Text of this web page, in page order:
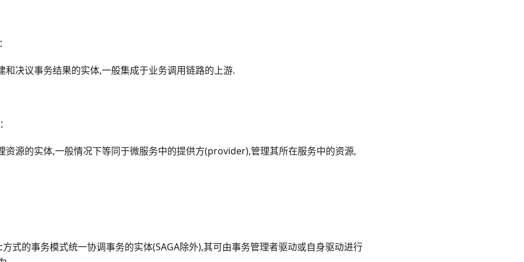
和决议事务结果的实体,一般集成于业务调用链路的上游.
资源的实体,一般情况下等同于微服务中的提供方(provider),管理其所在服务中的资源,
式的事务模式统一协调事务的实体(SAGA除外),其可由事务管理者驱动或自身驱动进行